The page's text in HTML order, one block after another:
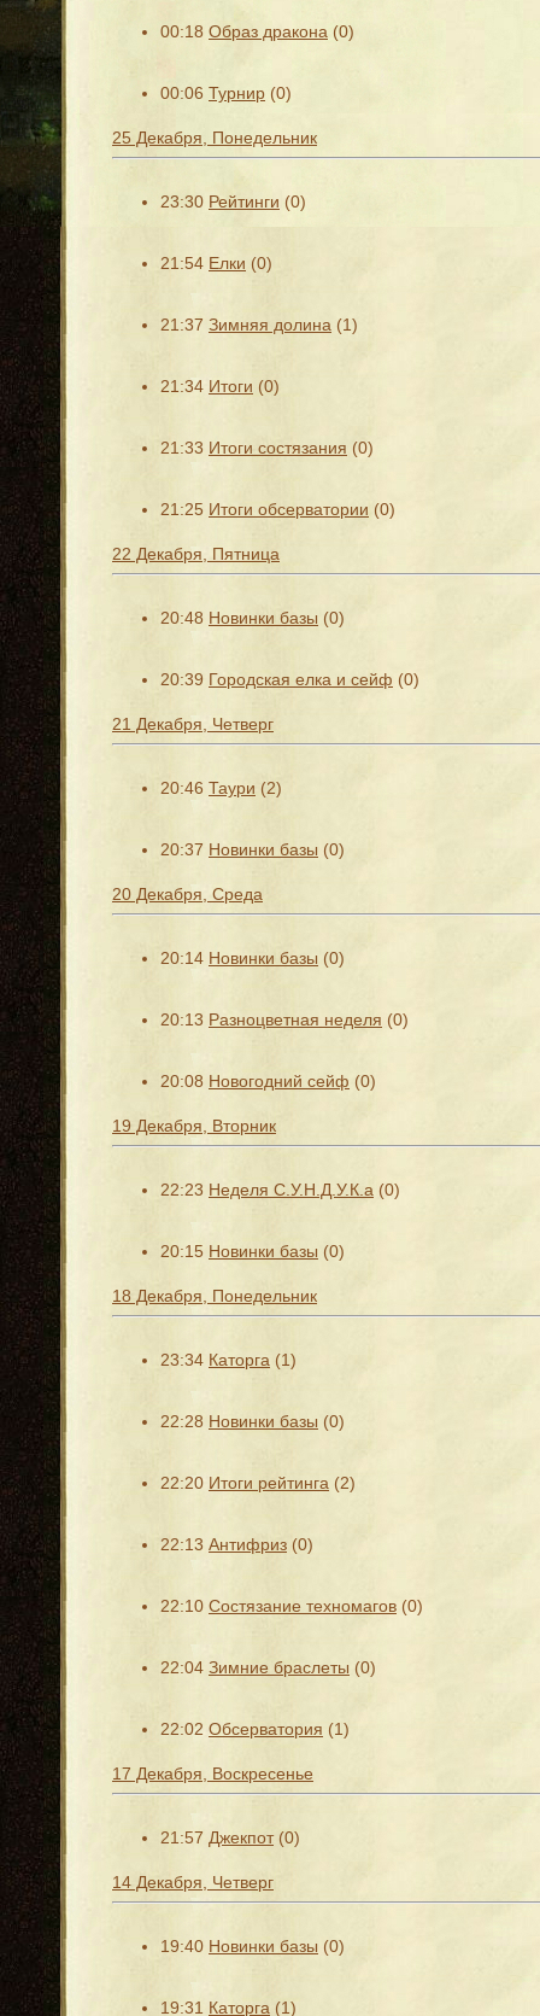
00:18 Образ дракона (0)
00:06 Турнир (0)
25 Декабря, Понедельник
23:30 Рейтинги (0)
21:54 Елки (0)
21:37 Зимняя долина (1)
21:34 Итоги (0)
21:33 Итоги состязания (0)
21:25 Итоги обсерватории (0)
22 Декабря, Пятница
20:48 Новинки базы (0)
20:39 Городская елка и сейф (0)
21 Декабря, Четверг
20:46 Таури (2)
20:37 Новинки базы (0)
20 Декабря, Среда
20:14 Новинки базы (0)
20:13 Разноцветная неделя (0)
20:08 Новогодний сейф (0)
19 Декабря, Вторник
22:23 Неделя С.У.Н.Д.У.К.а (0)
20:15 Новинки базы (0)
18 Декабря, Понедельник
23:34 Каторга (1)
22:28 Новинки базы (0)
22:20 Итоги рейтинга (2)
22:13 Антифриз (0)
22:10 Состязание техномагов (0)
22:04 Зимние браслеты (0)
22:02 Обсерватория (1)
17 Декабря, Воскресенье
21:57 Джекпот (0)
14 Декабря, Четверг
19:40 Новинки базы (0)
19:31 Каторга (1)